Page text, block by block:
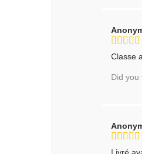
Classe
Did you